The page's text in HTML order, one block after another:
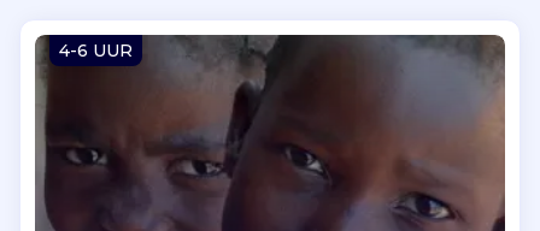
4-6 UUR